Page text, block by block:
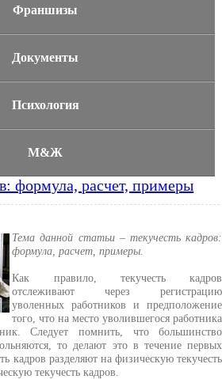
Франшизы
Документы
Психология
М&Ж
формула, расчет, примеры
Тема данной статьи – текучесть кадров:
формула, расчет, примеры.
Как правило, текучесть кадров
отслеживают через регистрацию
уволенных работников и предположение
того, что на место уволившегося работника
Следует помнить, что большинство
то делают это в течение первых
кадров разделяют на физическую текучесть
текучесть кадров.